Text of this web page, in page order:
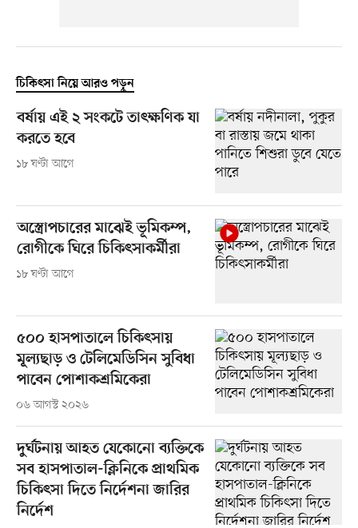
চিকিৎসা নিয়ে আরও পড়ুন
বর্ষায় এই ২ সংকটে তাৎক্ষণিক যা
করতে হবে
১৮ ঘণ্টা আগে
অস্ত্রোপচারের মাঝেই ভূমিকম্প,
রোগীকে ঘিরে চিকিৎসাকর্মীরা
১৮ ঘণ্টা আগে
৫০০ হাসপাতালে চিকিৎসায়
মূল্যছাড় ও টেলিমেডিসিন সুবিধা
পাবেন পোশাকশ্রমিকেরা
০৬ আগস্ট ২০২৬
দুর্ঘটনায় আহত যেকোনো ব্যক্তিকে
সব হাসপাতাল-ক্লিনিকে প্রাথমিক
চিকিৎসা দিতে নির্দেশনা জারির
নির্দেশ